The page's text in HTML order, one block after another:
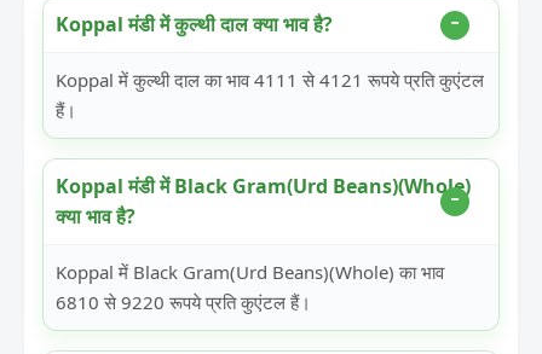
Koppal मंडी में कुल्थी दाल क्या भाव है?
Koppal में कुल्थी दाल का भाव 4111 से 4121 रूपये प्रति कुएंटल
हैं।
Koppal मंडी में Black Gram(Urd Beans)(Whole)
क्या भाव है?
Koppal में Black Gram(Urd Beans)(Whole) का भाव
6810 से 9220 रूपये प्रति कुएंटल हैं।